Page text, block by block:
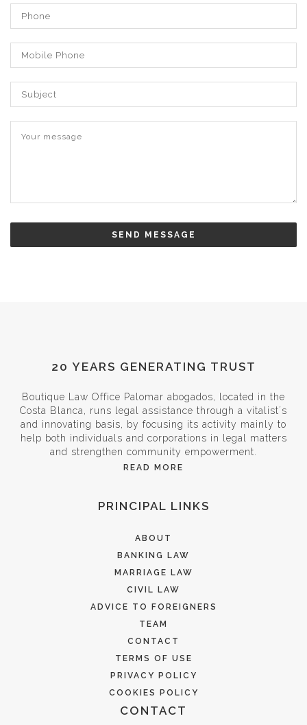
SEND MESSAGE
20 YEARS GENERATING TRUST
Boutique Law Office Palomar abogados, located in the
Costa Blanca, runs legal assistance through a vitalist´s
and innovating basis, by focusing its activity mainly to
help both individuals and corporations in legal matters
and strengthen community empowerment.
READ MORE
PRINCIPAL LINKS
ABOUT
BANKING LAW
MARRIAGE LAW
CIVIL LAW
ADVICE TO FOREIGNERS
TEAM
CONTACT
TERMS OF USE
PRIVACY POLICY
COOKIES POLICY
CONTACT